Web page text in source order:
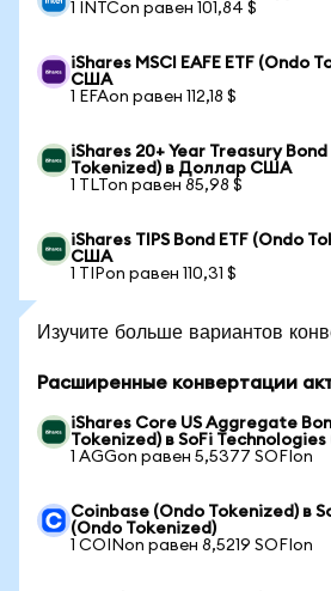
1 INTCon равен 101,84 $
iShares MSCI EAFE ETF (Ondo
США
1 EFAon равен 112,18 $
iShares 20+ Year Treasury Bond
Tokenized) в Доллар США
1 TLTon равен 85,98 $
iShares TIPS Bond ETF (Ondo
США
1 TIPon равен 110,31 $
Изучите больше вариантов
Расширенные конвертации
iShares Core US Aggregate
Tokenized) в SoFi
1 AGGon равен 5,5377 SOFIon
Coinbase (Ondo Tokenized) в
(Ondo Tokenized)
1 COINon равен 8,5219 SOFIon